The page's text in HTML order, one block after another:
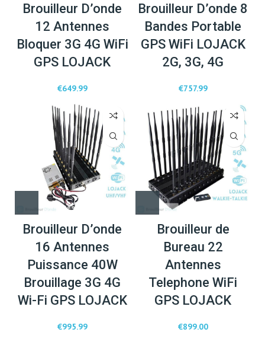
Brouilleur D’onde
12 Antennes
Bloquer 3G 4G WiFi
GPS LOJACK
€649.99
Brouilleur D’onde 8
Bandes Portable
GPS WiFi LOJACK
2G, 3G, 4G
€757.99
Brouilleur D’onde
16 Antennes
Puissance 40W
Brouillage 3G 4G
Wi-Fi GPS LOJACK
€995.99
Brouilleur de
Bureau 22
Antennes
Telephone WiFi
GPS LOJACK
€899.00